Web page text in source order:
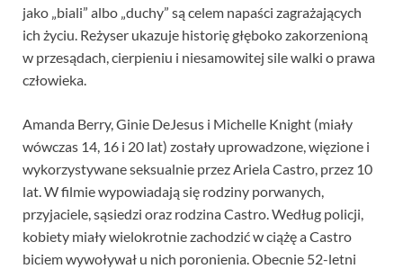
jako „biali” albo „duchy” są celem napaści zagrażających
ich życiu. Reżyser ukazuje historię głęboko zakorzenioną
w przesądach, cierpieniu i niesamowitej sile walki o prawa
człowieka.
Amanda Berry, Ginie DeJesus i Michelle Knight (miały
wówczas 14, 16 i 20 lat) zostały uprowadzone, więzione i
wykorzystywane seksualnie przez Ariela Castro, przez 10
lat. W filmie wypowiadają się rodziny porwanych,
przyjaciele, sąsiedzi oraz rodzina Castro. Według policji,
kobiety miały wielokrotnie zachodzić w ciążę a Castro
biciem wywoływał u nich poronienia. Obecnie 52-letni